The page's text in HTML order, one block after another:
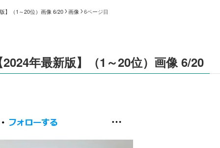
】（1～20位）画像 6/20 画像 6ページ目
年最新版】（1～20位）画像 6/20